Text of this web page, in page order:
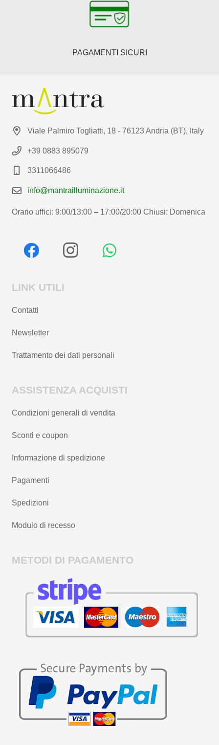
PAGAMENTI SICURI
Viale Palmiro Togliatti, 18 - 76123 Andria (BT), Italy
+39 0883 895079
3311066486
info@mantrailluminazione.it
Orario uffici: 9:00/13:00 – 17:00/20:00 Chiusi: Domenica
LINK UTILI
Contatti
Newsletter
Trattamento dei dati personali
ASSISTENZA ACQUISTI
Condizioni generali di vendita
Sconti e coupon
Informazione di spedizione
Pagamenti
Spedizioni
Modulo di recesso
METODI DI PAGAMENTO